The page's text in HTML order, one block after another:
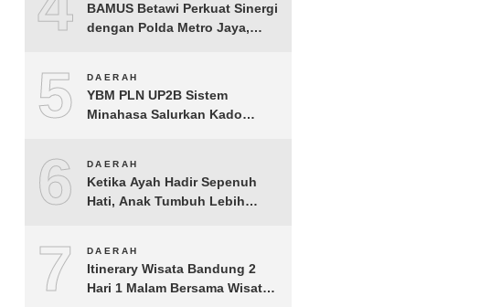
BAMUS Betawi Perkuat Sinergi
dengan Polda Metro Jaya,
Kondusif Jelang HUT ke-81
Republik Indonesia
5 DAERAH
YBM PLN UP2B Sistem
Minahasa Salurkan Kado
Tomohon
6 DAERAH
Ketika Ayah Hadir Sepenuh
Hati, Anak Tumbuh Lebih
7 DAERAH
Itinerary Wisata Bandung 2
Hari 1 Malam Bersama Wisata